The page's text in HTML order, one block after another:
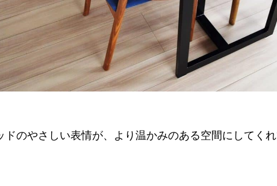
ドのやさしい表情が、より温かみのある空間にしてくれ